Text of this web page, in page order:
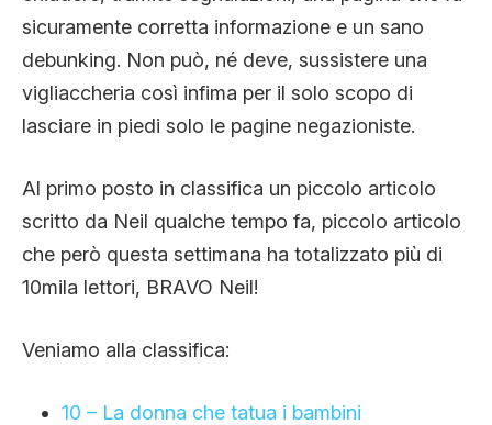
sicuramente corretta informazione e un sano
debunking. Non può, né deve, sussistere una
vigliaccheria così infima per il solo scopo di
lasciare in piedi solo le pagine negazioniste.
Al primo posto in classifica un piccolo articolo
scritto da Neil qualche tempo fa, piccolo articolo
che però questa settimana ha totalizzato più di
10mila lettori, BRAVO Neil!
Veniamo alla classifica:
10 – La donna che tatua i bambini